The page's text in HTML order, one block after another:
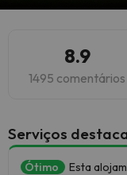
8.9
1495 comentários
Serviços
Ótimo Esta